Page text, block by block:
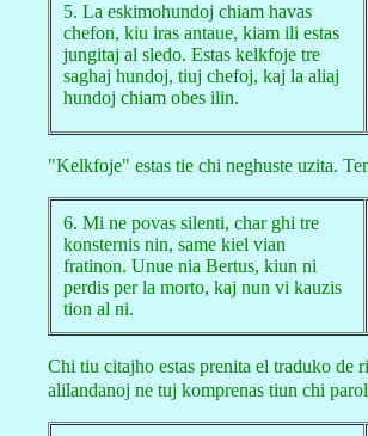
5. La eskimohundoj chiam havas
chefon, kiu iras antaue, kiam ili estas
jungitaj al sledo. Estas kelkfoje tre
saghaj hundoj, tiuj chefoj, kaj la aliaj
hundoj chiam obes ilin.
"Kelkfoje" estas tie chi neghuste uzita.
6. Mi ne povas silenti, char ghi tre
konsternis nin, same kiel vian
fratinon. Unue nia Bertus, kiun ni
perdis per la morto, kaj nun vi kauzis
tion al ni.
Chi tiu citajho estas prenita el traduko de
alilandanoj ne tuj komprenas tiun chi